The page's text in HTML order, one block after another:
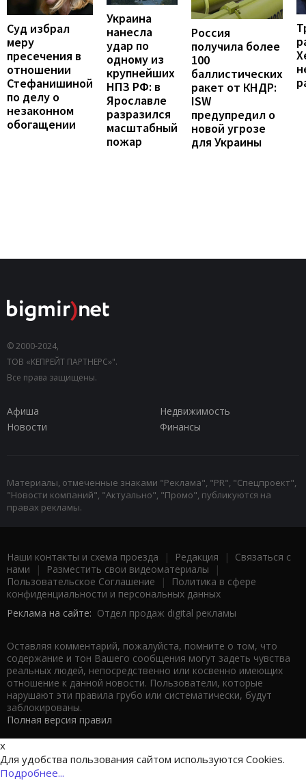
Суд избрал
меру
пресечения в
отношении
Стефанишиной
по делу о
незаконном
обогащении
Украина
нанесла
удар по
одному из
крупнейших
НПЗ РФ: в
Ярославле
разразился
масштабный
пожар
Россия
получила более
100
баллистических
ракет от КНДР:
ISW
предупредил о
новой угрозе
для Украины
© 2000-2024,
ТОВ «КЕПРЕЙТ ПАРТНЕРС»".
Все права защищены.
Афиша
Недвижимость
Новости
Финансы
Материалы, отмеченные знаками "Реклама", "PR", "Спецпроект",
"Новости компаний", "Актуально", "Промо", публикуются на
правах рекламы.
Наши контакты и схема проезда | Редакция | Связаться с
нами | Разместить свои видеоматериалы |
Пользовательское Соглашение |
Политика в сфере
конфиденциальности и персональных данных
Реклама на сайте: Отдел продаж digital рекламы
Оставляя комментарий, пожалуйста, помните о том, что
содержание и тон Вашего сообщения могут задеть чувства
реальных людей, непосредственно или косвенно имеющих
отношение к данной новости. Пользователи, которые
нарушают эти правила грубо или систематически, будут
заблокированы.
Полная версия правил
x
Для удобства пользования сайтом используются Cookies.
Подробнее...